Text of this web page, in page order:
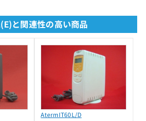
と関連性の高い商品
AtermIT60L/D